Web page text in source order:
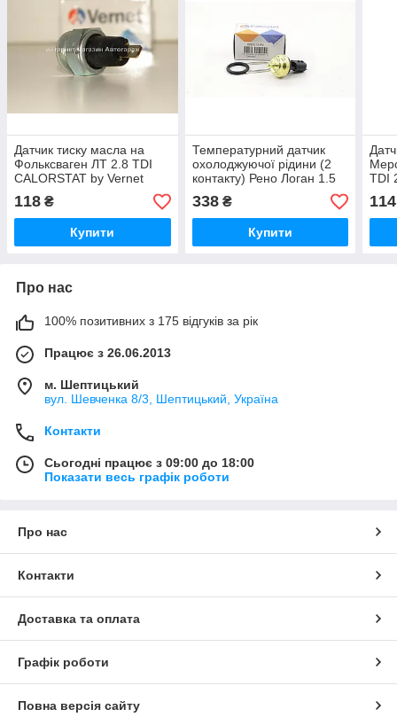
Датчик тиску масла на
Фольксваген ЛТ 2.8 TDI
CALORSTAT by Vernet
(Франція) OS3513
118 ₴
Купити
Температурний датчик
охолоджуючої рідини (2
контакту) Рено Логан 1.5
dCi CALORSTAT by Vernet
(Франція) WS3019
338₴
Купити
TDI
114
Про нас
100% позитивних з 175 відгуків за рік
Працює з 26.06.2013
м. Шептицький
вул. Шевченка 8/3, Шептицький, Україна
Контакти
Сьогодні працює з 09:00 до 18:00
Показати весь графік роботи
Про нас
Контакти
Доставка та оплата
Графік роботи
Повна версія сайту